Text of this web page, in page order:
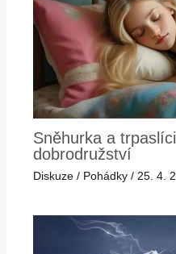
Sněhurka a
dobrodružství
Diskuze / Pohádky / 25. 4.